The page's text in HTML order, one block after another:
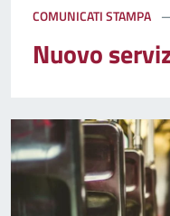
COMUNICATI STAMPA
Nuovo